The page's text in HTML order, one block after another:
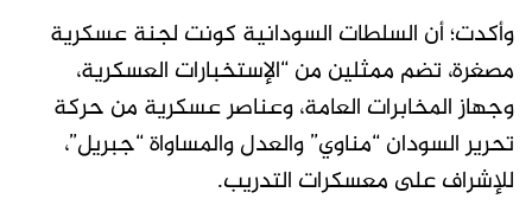
وأكدت؛ أن السلطات السودانية كونت لجنة عسكرية
مصغرة، تضم ممثلين من “الإستخبارات العسكرية،
وجهاز المخابرات العامة، وعناصر عسكرية من حركة
تحرير السودان “مناوي” والعدل والمساواة “جبريل”،
للإشراف على معسكرات التدريب.